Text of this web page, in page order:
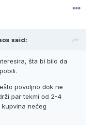
said:
šta bi bilo da
povoljno dok ne
par tekmi od 2-4
nečeg